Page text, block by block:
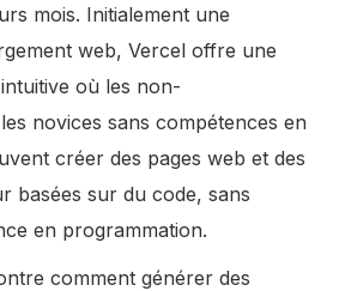
mois. Initialement une
web, Vercel offre une
où les non-
novices sans compétences en
créer des pages web et des
basées sur du code, sans
en programmation.
comment générer des